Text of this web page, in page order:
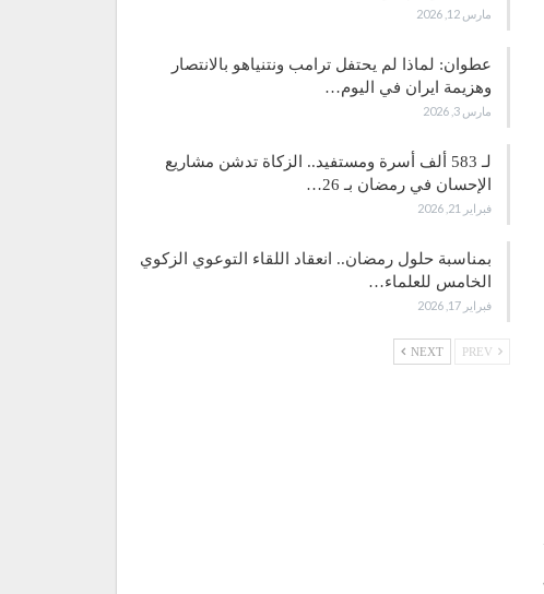
مارس 12, 2026
عطوان: لماذا لم يحتفل ترامب ونتنياهو بالانتصار
وهزيمة ايران في اليوم…
مارس 3, 2026
لـ 583 ألف أسرة ومستفيد.. الزكاة تدشن مشاريع
الإحسان في رمضان بـ 26…
فبراير 21, 2026
بمناسبة حلول رمضان.. انعقاد اللقاء التوعوي الزكوي
الخامس للعلماء…
فبراير 17, 2026
NEXT